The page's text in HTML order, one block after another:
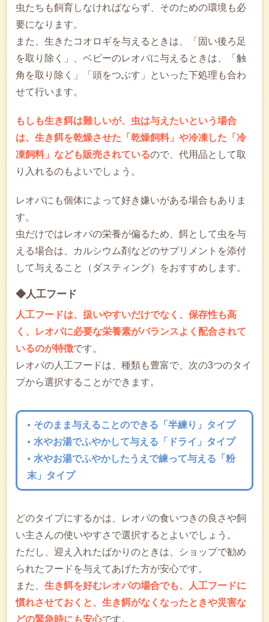
虫たちも飼育しなければならず、そのための環境も必
要になります。
また、生きたコオロギを与えるときは、「固い後ろ足
を取り除く」、ベビーのレオパに与えるときは、「触
角を取り除く」「頭をつぶす」といった下処理も合わ
せて行います。
もしも生き餌は難しいが、虫は与えたいという場合
は、生き餌を乾燥させた「乾燥飼料」や冷凍した「冷
凍飼料」なども販売されているので、代用品として取
り入れるのもよいでしょう。
レオパにも個体によって好き嫌いがある場合もありま
す。
虫だけではレオパの栄養が偏るため、餌として虫を与
える場合は、カルシウム剤などのサプリメントを添付
して与えること（ダスティング）をおすすめします。
◆人工フード
人工フードは、扱いやすいだけでなく、保存性も高
く、レオパに必要な栄養素がバランスよく配合されて
いるのが特徴です。
レオパの人工フードは、種類も豊富で、次の3つのタイ
プから選択することができます。
そのまま与えることのできる「半練り」タイプ
水やお湯でふやかして与える「ドライ」タイプ
水やお湯でふやかしたうえで練って与える「粉
末」タイプ
どのタイプにするかは、レオパの食いつきの良さや飼
い主さんの使いやすさで選択するとよいでしょう。
ただし、迎え入れたばかりのときは、ショップで勧め
られたフードを与えてあげた方が安心です。
また、 生き餌を好むレオパの場合でも、人工フードに
慣れさせておくと、生き餌がなくなったときや災害な
どの緊急時にも安心です。